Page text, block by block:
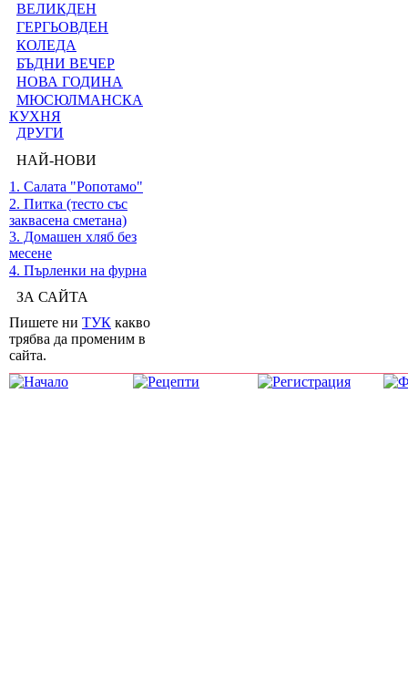
ВЕЛИКДЕН
ГЕРГЬОВДЕН
КОЛЕДА
БЪДНИ ВЕЧЕР
НОВА ГОДИНА
МЮСЮЛМАНСКА
КУХНЯ
ДРУГИ
НАЙ-НОВИ
1. Салата "Ропотамо"
2. Питка (тесто със
заквасена сметана)
3. Домашен хляб без
месене
4. Пърленки на фурна
ЗА САЙТА
Пишете ни ТУК какво
трябва да променим в
сайта.